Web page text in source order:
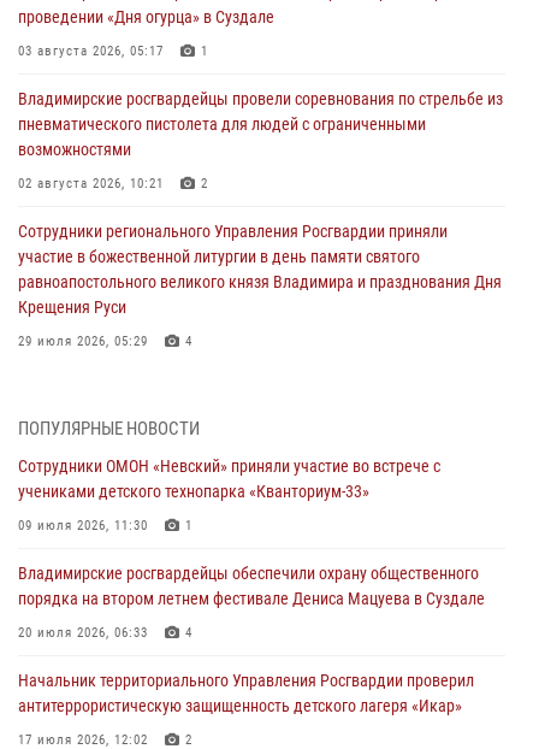
проведении «Дня огурца» в Суздале
03 августа 2026, 05:17 1
Владимирские росгвардейцы провели соревнования по стрельбе из
пневматического пистолета для людей с ограниченными
возможностями
02 августа 2026, 10:21 2
Сотрудники регионального Управления Росгвардии приняли
участие в божественной литургии в день памяти святого
равноапостольного великого князя Владимира и празднования Дня
Крещения Руси
29 июля 2026, 05:29 4
интимные услуги
28 июля 2026, 11:51
Во Владимирcкой области открыли профильную Росгвардейскую
27 июля 2026, 16:43 2
Владимирские росгвардейцы обеспечили охрану общественного
20 июля 2026, 06:33 4
Военнослужащий военного оркестра регионального Управления
ПОПУЛЯРНЫЕ НОВОСТИ
Сотрудники ОМОН «Невский» приняли участие во встрече с
учениками детского технопарка «Кванториум-33»
09 июля 2026, 11:30 1
Владимирские росгвардейцы обеспечили охрану общественного
порядка на втором летнем фестивале Дениса Мацуева в Суздале
20 июля 2026, 06:33 4
Начальник территориального Управления Росгвардии проверил
антитеррористическую защищенность детского лагеря «Икар»
17 июля 2026, 12:02 2